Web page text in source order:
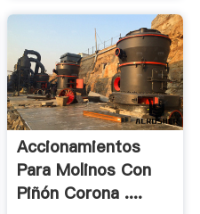
Accionamientos
Para Molinos Con
Piñón Corona ....